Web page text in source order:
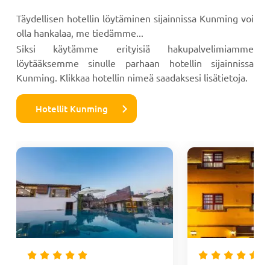
Täydellisen hotellin löytäminen sijainnissa Kunming voi
olla hankalaa, me tiedämme...
Siksi käytämme erityisiä hakupalvelimiamme
löytääksemme sinulle parhaan hotellin sijainnissa
Kunming. Klikkaa hotellin nimeä saadaksesi lisätietoja.
Hotellit Kunming